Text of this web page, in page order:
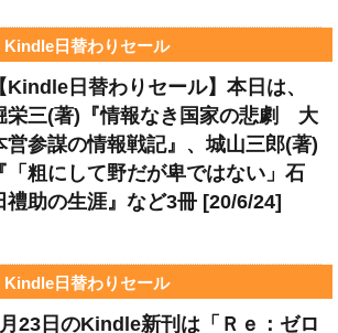
Kindle日替わりセール
【Kindle日替わりセール】本日は、
栄三(著)『情報なき国家の悲劇 大
営参謀の情報戦記』、城山三郎(著)
『「粗にして野だが卑ではない」石
禮助の生涯』など3冊 [20/6/24]
Kindle日替わりセール
23日のKindle新刊は「Ｒｅ：ゼロ